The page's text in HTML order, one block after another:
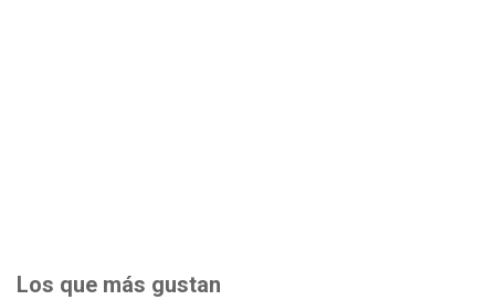
Los que más gustan